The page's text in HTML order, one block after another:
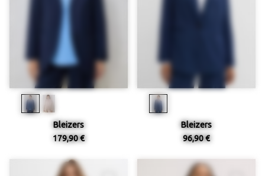
Bleizers
179,90 €
Bleizers
96,90 €